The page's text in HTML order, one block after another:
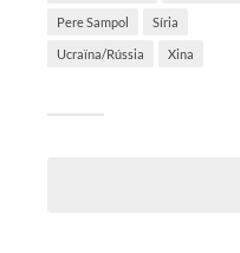
Pere Sampol Síria
Ucraïna/Rússia Xina